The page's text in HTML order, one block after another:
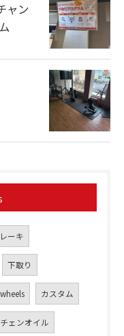
ャン
ーキ
下取り
wheels カスタム
チェンオイル